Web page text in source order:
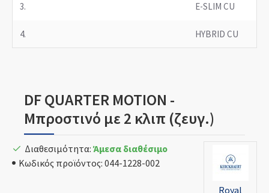
3. E-SLIM CU
4. HYBRID CU
DF QUARTER MOTION -
Μπροστινό με 2 κλιπ (ζευγ.)
Διαθεσιμότητα: Άμεσα διαθέσιμο
Κωδικός προϊόντος: 044-1228-002
Royal